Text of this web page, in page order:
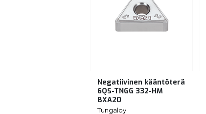
Negatiivinen kääntöterä
6QS-TNGG 332-HM
BXA20
Tungaloy